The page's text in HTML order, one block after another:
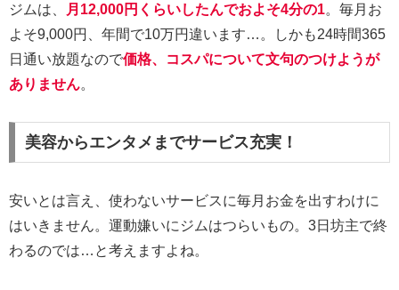
ジムは、
月12,000円くらいしたんでおよそ4分の1。毎月お
よそ9,000円、年間で10万円違います…。しかも24時間365
日通い放題なので価格、コスパについて文句のつけようが
ありません。
美容からエンタメまでサービス充実！
安いとは言え、使わないサービスに毎月お金を出すわけに
はいきません。運動嫌いにジムはつらいもの。3日坊主で終
わるのでは…と考えますよね。